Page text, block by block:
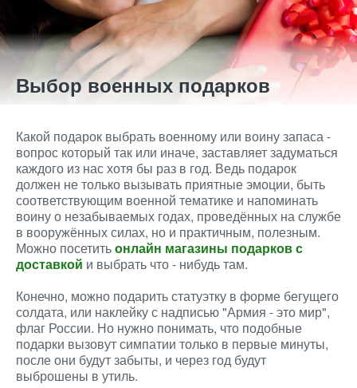
Выбор военных подарков
Какой подарок выбрать военному или воину запаса -
вопрос который так или иначе, заставляет задуматься
каждого из нас хотя бы раз в год. Ведь подарок
должен не только вызывать приятные эмоции, быть
соответствующим военной тематике и напоминать
воину о незабываемых годах, проведённых на службе
в вооружённых силах, но и практичным, полезным.
Можно посетитьонлайн магазины подарков с
доставкой и выбрать что - нибудь там.
Конечно, можно подарить статуэтку в форме бегущего
солдата, или наклейку с надписью "Армия - это мир",
флаг России. Но нужно понимать, что подобные
подарки вызовут симпатии только в первые минуты,
после они будут забыты, и через год будут
выброшены в утиль.